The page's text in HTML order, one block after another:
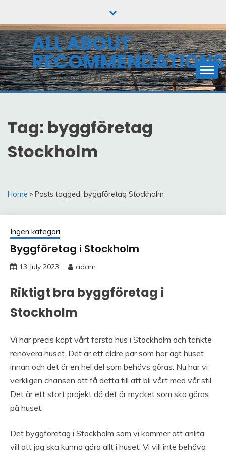
content
ALL ABOUT
RECOMMENDATIONS
My blog about all of my recommendations
Tag: byggföretag
Stockholm
Home » Posts tagged: byggföretag Stockholm
Ingen kategori
Byggföretag i Stockholm
13 July 2023 adam
Riktigt bra byggföretag i
Stockholm
Vi har precis köpt vårt första hus i Stockholm och tänkte
renovera huset. Det är ett äldre par som har ägt huset
innan och det är en hel del som behövs göras. Nu har vi
verkligen chansen att få detta till att bli vårt med vår stil.
Det är ett stort projekt då det är mycket som ska göras
på huset.
Det byggföretag i Stockholm som vi kommer att anlita,
vill att jag ska kunna göra allt i huset. Vi vill inte behöva